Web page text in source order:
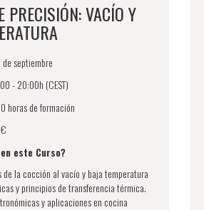
PRECISIÓN: VACÍO Y
septiembre
- 20:00h (CEST)
horas de formación
este Curso?
de la cocción al vacío y baja temperatura
y principios de transferencia térmica.
y aplicaciones en cocina